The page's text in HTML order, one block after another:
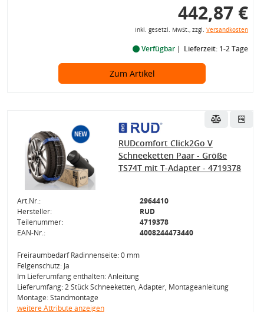
442,87 €
inkl. gesetzl. MwSt., zzgl. Versandkosten
Verfügbar Lieferzeit: 1-2 Tage
Zum Artikel
RUDcomfort Click2Go V
Schneeketten Paar - Größe
TS74T mit T-Adapter - 4719378
Art.Nr.:
2964410
Hersteller:
RUD
Teilenummer:
4719378
EAN-Nr.:
4008244473440
Freiraumbedarf Radinnenseite: 0 mm
Felgenschutz: Ja
Im Lieferumfang enthalten: Anleitung
Lieferumfang: 2 Stück Schneeketten, Adapter, Montageanleitung
Montage: Standmontage
weitere Attribute anzeigen